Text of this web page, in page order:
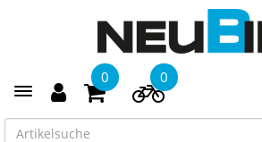
Toggle navigation
0 0